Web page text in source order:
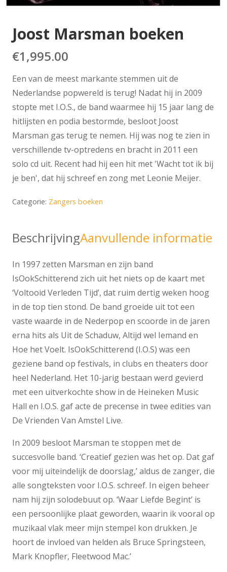
Joost Marsman boeken
€1,995.00
Een van de meest markante stemmen uit de
Nederlandse popwereld is terug! Nadat hij in 2009
stopte met I.O.S., de band waarmee hij 15 jaar lang de
hitlijsten en podia bestormde, besloot Joost
Marsman gas terug te nemen. Hij was nog te zien in
verschillende tv-optredens en bracht in 2011 een
solo cd uit. Recent had hij een hit met 'Wacht tot ik bij
je ben', dat hij schreef en zong met Leonie Meijer.
Categorie: Zangers boeken
BeschrijvingAanvullende informatie
In 1997 zetten Marsman en zijn band
IsOokSchitterend zich uit het niets op de kaart met
‘Voltooid Verleden Tijd’, dat ruim dertig weken hoog
in de top tien stond. De band groeide uit tot een
vaste waarde in de Nederpop en scoorde in de jaren
erna hits als Uit de Schaduw, Altijd wel Iemand en
Hoe het Voelt. IsOokSchitterend (I.O.S) was een
geziene band op festivals, in clubs en theaters door
heel Nederland. Het 10-jarig bestaan werd gevierd
met een uitverkochte show in de Heineken Music
Hall en I.O.S. gaf acte de precense in twee edities van
De Vrienden Van Amstel Live.
In 2009 besloot Marsman te stoppen met de
succesvolle band. ‘Creatief gezien was het op. Dat gaf
voor mij uiteindelijk de doorslag,’ aldus de zanger, die
alle songteksten voor I.O.S. schreef. In eigen beheer
nam hij zijn solodebuut op. ‘Waar Liefde Begint’ is
een persoonlijke plaat geworden, waarin ik vooral op
muzikaal vlak meer mijn stempel kon drukken. Je
hoort de invloed van helden als Bruce Springsteen,
Mark Knopfler, Fleetwood Mac.’